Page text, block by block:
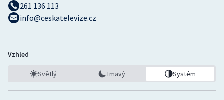
261 136 113
info@ceskatelevize.cz
Vzhled
Světlý Tmavý Systém